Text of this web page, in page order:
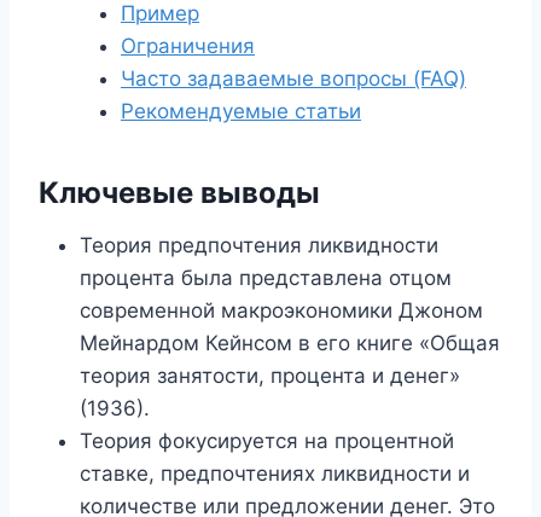
Пример
Ограничения
Часто задаваемые вопросы (FAQ)
Рекомендуемые статьи
Ключевые выводы
Теория предпочтения ликвидности
процента была представлена ​​отцом
современной макроэкономики Джоном
Мейнардом Кейнсом в его книге «Общая
теория занятости, процента и денег»
(1936).
Теория фокусируется на процентной
ставке, предпочтениях ликвидности и
количестве или предложении денег. Это